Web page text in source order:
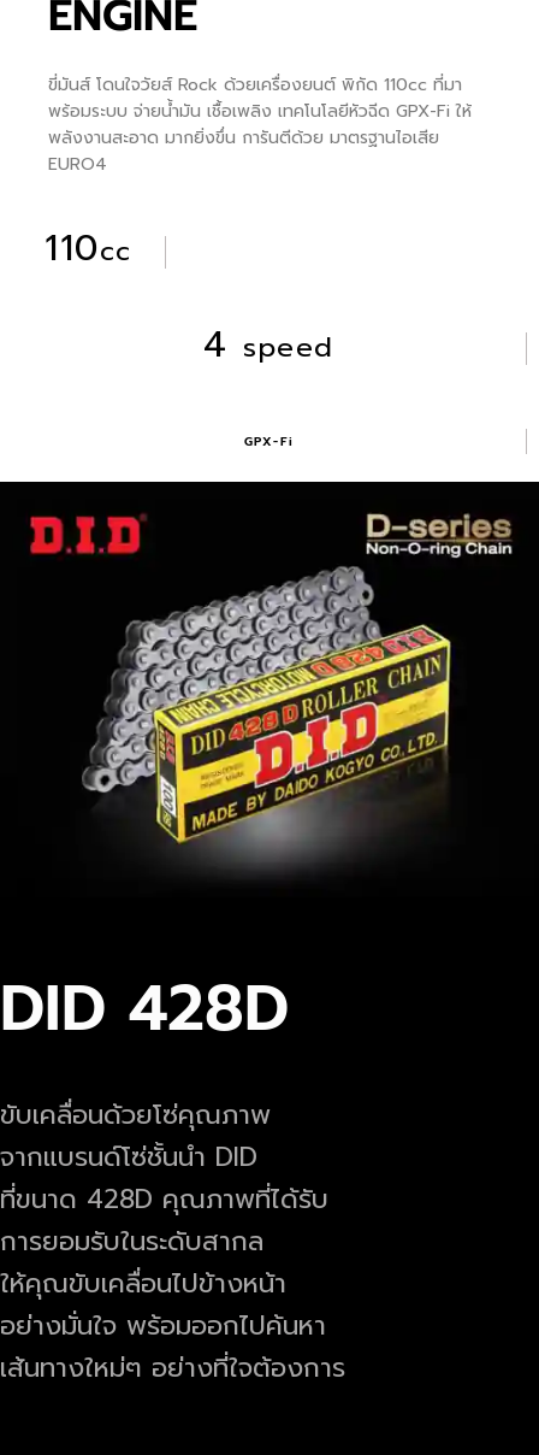
ENGINE
ขี่มันส์ โดนใจวัยส์ Rock ด้วยเครื่องยนต์ พิกัด 110cc ที่มา
พร้อมระบบ จ่ายน้ำมัน เชื้อเพลิง เทคโนโลยีหัวฉีด GPX-Fi ให้
พลังงานสะอาด มากยิ่งขึ่น การันตีด้วย มาตรฐานไอเสีย
EURO4
110cc
4 speed
GPX-Fi
DID 428D
ขับเคลื่อนด้วยโซ่คุณภาพ
จากแบรนด์โซ่ชั้นนำ DID
ที่ขนาด 428D คุณภาพที่ได้รับ
การยอมรับในระดับสากล
ให้คุณขับเคลื่อนไปข้างหน้า
อย่างมั่นใจ พร้อมออกไปค้นหา
เส้นทางใหม่ๆ อย่างที่ใจต้องการ